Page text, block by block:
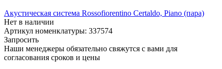
Акустическая система Rossofiorentino Certaldo, Piano (пара)
Нет в наличии
Артикул номенклатуры: 337574
Запросить
Наши менеджеры обязательно свяжутся с вами для
согласования сроков и цены